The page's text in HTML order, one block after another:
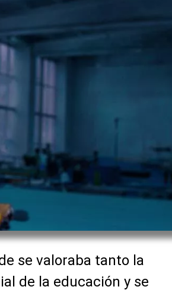
se valoraba tanto la
de la educación y se